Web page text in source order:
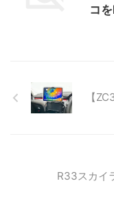
コ
【
R33スカイ